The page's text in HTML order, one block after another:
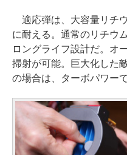
適応弾は、大容量リチ
に耐える。通常のリチウ
ロングライフ設計だ。オ
掃射が可能。巨大化した
の場合は、ターボパワー